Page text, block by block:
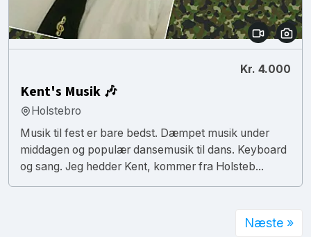
Kr. 4.000
Kent's Musik 🎶
Holstebro
Musik til fest er bare bedst. Dæmpet musik under
middagen og populær dansemusik til dans. Keyboard
og sang. Jeg hedder Kent, kommer fra Holsteb...
Næste »